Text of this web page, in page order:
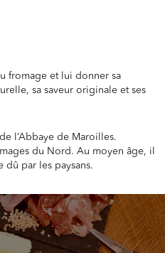
fromage et lui donner sa
sa saveur originale et ses
l’Abbaye de Maroilles.
du Nord. Au moyen âge, il
dû par les paysans.